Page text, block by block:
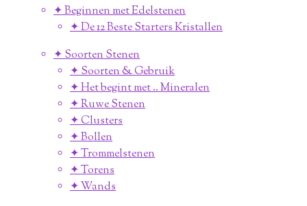
✦ Beginnen met Edelstenen
✦ De 12 Beste Starters Kristallen
✦ Soorten Stenen
✦ Soorten & Gebruik
✦ Het begint met .. Mineralen
✦ Ruwe Stenen
✦ Clusters
✦ Bollen
✦ Trommelstenen
✦ Torens
✦ Wands